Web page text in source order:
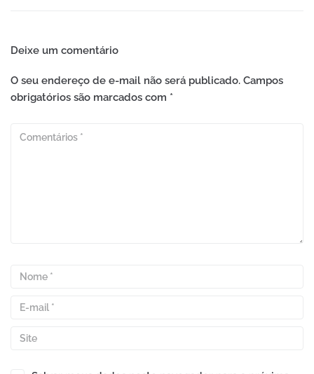
Deixe um comentário
O seu endereço de e-mail não será publicado. Campos
obrigatórios são marcados com *